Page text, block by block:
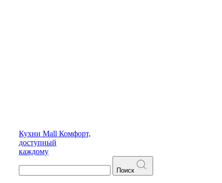
Кухни Mall Комфорт,
доступный
каждому
Поиск